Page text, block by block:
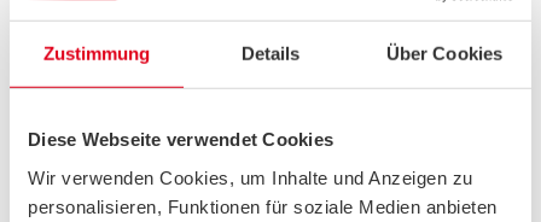
Zustimmung Details Über Cookies
Diese Webseite verwendet Cookies
Wir verwenden Cookies, um Inhalte und Anzeigen zu
personalisieren, Funktionen für soziale Medien anbieten
umzuschichten oder gar an der
zweimaligen Test von 684 Rastplätzen belegt,
welche positiven Auswirkungen Investitionen
in den Ausbau von Rastplätzen auf die